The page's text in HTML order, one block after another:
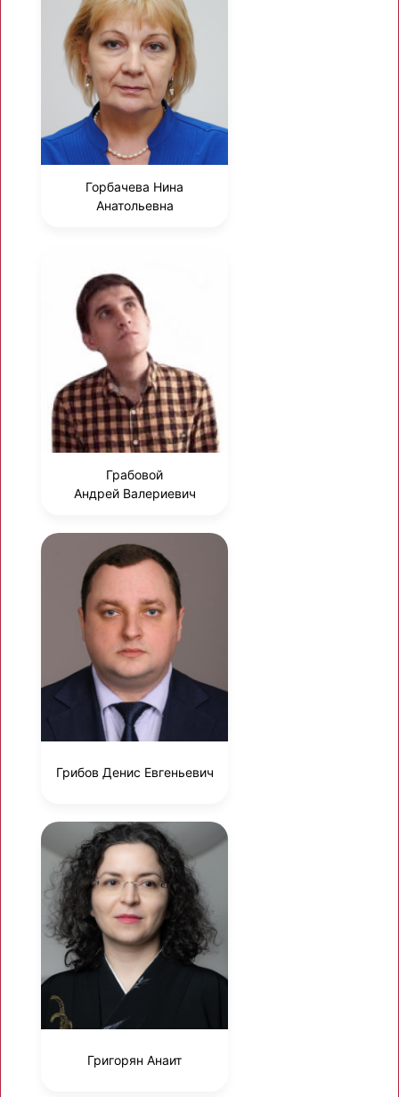
Горбачева Нина
Анатольевна
Грабовой
Андрей Валериевич
Грибов Денис Евгеньевич
Григорян Анаит